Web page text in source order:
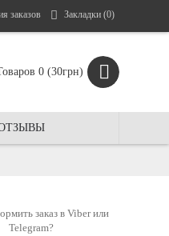
заказов Закладки (0)
0 (30грн)
заказ в Viber или
Telegram?